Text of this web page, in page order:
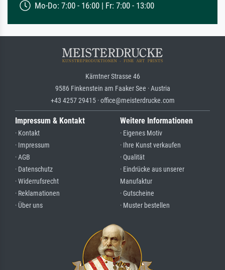
Mo-Do: 7:00 - 16:00 | Fr: 7:00 - 13:00
Kärntner Strasse 46
9586 Finkenstein am Faaker See · Austria
+43 4257 29415 · office@meisterdrucke.com
Impressum & Kontakt
· Kontakt
· Impressum
· AGB
· Datenschutz
· Widerrufsrecht
· Reklamationen
· Über uns
Weitere Informationen
· Eigenes Motiv
· Ihre Kunst verkaufen
· Qualität
· Eindrücke aus unserer
Manufaktur
· Gutscheine
· Muster bestellen